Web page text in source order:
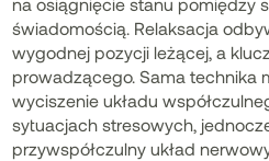
świadomością. Relaksacja
wygodnej pozycji leżącej, a
prowadzącego. Sama technika
wyciszenie układu
sytuacjach stresowych,
przywspółczulny układ